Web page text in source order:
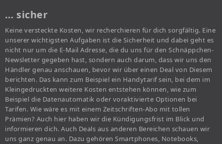
… sicher
Keine versteckte Kosten, wir recherchieren für dich sorgfältig. Eine
unserer wichtigsten Aufgaben ist die Sicherheit und dabei geht es
nicht nur um die E-Mail Adresse, die du uns für den Schnäppchen-
Newsletter gegeben hast, sondern auch darum, dass wir uns den
Händler genau anschauen, bevor wir über einen Deal von Diesem
berichten. Das kann zum Beispiel ein Handytarif sein, bei dem im
Kleingedruckten weitere Kosten entstehen können, wie zum
Beispiel die Datenautomatik oder voraktivierte Optionen bei
Tarifen. Wie wäre es mit einem Zeitschriften-Abo mit tollen
Prämien? Auch hier haben wir die Kündigungsfrist im Blick und
informieren dich. Auch Deals aus anderen Bereichen schauen wir
uns ganz genau an. Dazu gehören Smartphones, Notebooks,